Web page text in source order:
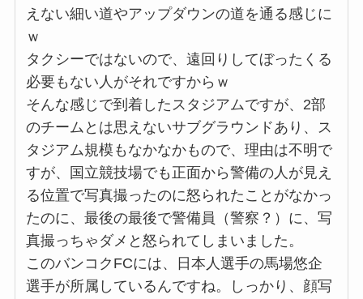
えない細い道やアップダウンの道を通る感じに
ｗ
タクシーではないので、遠回りしてぼったくる
必要もない人がそれですからｗ
そんな感じで到着したスタジアムですが、2部
のチームとは思えないサブグラウンドあり、ス
タジアム規模もなかなかもので、理由は不明で
すが、国立競技場でも正面から警備の人が見え
る位置で写真撮ったのに怒られたことがなかっ
たのに、最後の最後で警備員（警察？）に、写
真撮っちゃダメと怒られてしまいました。
このバンコクFCには、日本人選手の馬場悠企
選手が所属しているんですね。しっかり、顔写